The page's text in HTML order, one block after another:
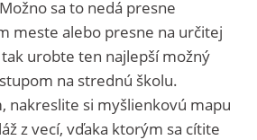
sa to nedá presne
meste alebo presne na určitej
tak urobte ten najlepší možný
na strednú školu.
nakreslite si myšlienkovú mapu
z vecí, vďaka ktorým sa cítite